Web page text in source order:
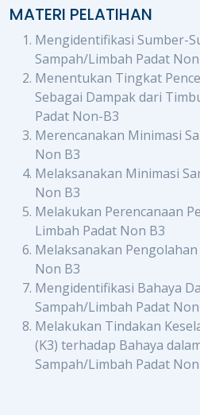
MATERI PELATIHAN
Mengidentifikasi Sumber-
Sampah/Limbah Padat
Menentukan Tingkat
Sebagai Dampak dari
Padat Non-B3
Merencanakan Minimasi
Non B3
Melaksanakan Minimasi
Non B3
Melakukan Perencanaan
Limbah Padat Non B3
Melaksanakan
Non B3
Mengidentifikasi Bahaya
Sampah/Limbah Padat
Melakukan Tindakan
(K3) terhadap Bahaya
Sampah/Limbah Padat